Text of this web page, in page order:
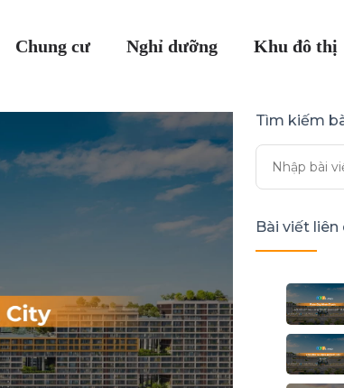
Chung cư Nghỉ dưỡng Khu đô thị
Tìm kiếm
Bài viết liên